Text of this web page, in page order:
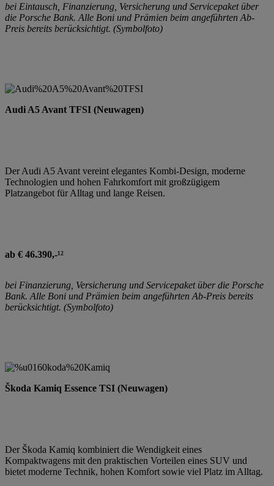
bei Eintausch, Finanzierung, Versicherung und Servicepaket über
die Porsche Bank. Alle Boni und Prämien beim angeführten Ab-
Preis bereits berücksichtigt. (Symbolfoto)
Audi A5 Avant TFSI (Neuwagen)
Der Audi A5 Avant vereint elegantes Kombi-Design, moderne
Technologien und hohen Fahrkomfort mit großzügigem
Platzangebot für Alltag und lange Reisen.
ab € 46.390,-¹²
bei Finanzierung, Versicherung und Servicepaket über die Porsche
Bank. Alle Boni und Prämien beim angeführten Ab-Preis bereits
berücksichtigt. (Symbolfoto)
Škoda Kamiq Essence TSI (Neuwagen)
Der Škoda Kamiq kombiniert die Wendigkeit eines
Kompaktwagens mit den praktischen Vorteilen eines SUV und
bietet moderne Technik, hohen Komfort sowie viel Platz im Alltag.